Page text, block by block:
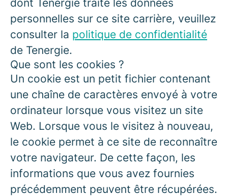
dont Tenergie traite les données
personnelles sur ce site carrière, veuillez
consulter la politique de confidentialité
de Tenergie.
Que sont les cookies ?
Un cookie est un petit fichier contenant
une chaîne de caractères envoyé à votre
ordinateur lorsque vous visitez un site
Web. Lorsque vous le visitez à nouveau,
le cookie permet à ce site de reconnaître
votre navigateur. De cette façon, les
informations que vous avez fournies
précédemment peuvent être récupérées.